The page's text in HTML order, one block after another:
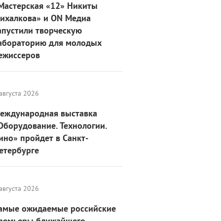
«12» Никиты
и ON Медиа
творческую
для молодых
2026
выставка
Технологии.
пройдет в Санкт-
2026
ожидаемые российские